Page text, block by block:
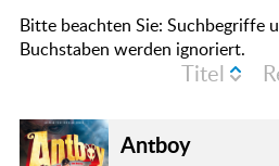
Bitte beachten Sie: Suchbegriffe
Buchstaben werden ignoriert.
Titel
Antboy